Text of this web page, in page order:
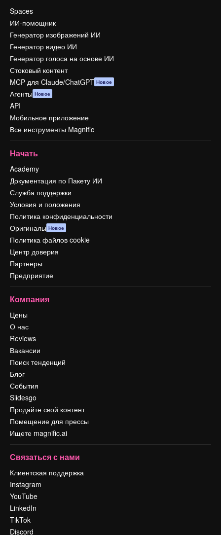
Spaces
ИИ-помощник
Генератор изображений ИИ
Генератор видео ИИ
Генератор голоса на основе ИИ
Стоковый контент
MCP для Claude/ChatGPT Новое
Агенты Новое
API
Мобильное приложение
Все инструменты Magnific
Начать
Academy
Документация по Пакету ИИ
Служба поддержки
Условия и положения
Политика конфиденциальности
Оригиналы Новое
Политика файлов cookie
Центр доверия
Партнеры
Предприятие
Компания
Цены
О нас
Reviews
Вакансии
Поиск тенденций
Блог
События
Slidesgo
Продайте свой контент
Помещение для прессы
Ищете magnific.ai
Связаться с нами
Клиентская поддержка
Instagram
YouTube
LinkedIn
TikTok
Discord